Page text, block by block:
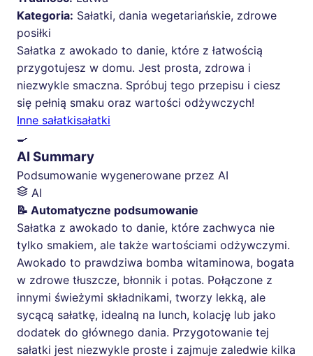
Kategoria: Sałatki, dania wegetariańskie, zdrowe
posiłki
Sałatka z awokado to danie, które z łatwością
przygotujesz w domu. Jest prosta, zdrowa i
niezwykle smaczna. Spróbuj tego przepisu i ciesz
się pełnią smaku oraz wartości odżywczych!
Inne sałatkisałatki
🍳
AI Summary
Podsumowanie wygenerowane przez AI
AI
📝 Automatyczne podsumowanie
Sałatka z awokado to danie, które zachwyca nie
tylko smakiem, ale także wartościami odżywczymi.
Awokado to prawdziwa bomba witaminowa, bogata
w zdrowe tłuszcze, błonnik i potas. Połączone z
innymi świeżymi składnikami, tworzy lekką, ale
sycącą sałatkę, idealną na lunch, kolację lub jako
dodatek do głównego dania. Przygotowanie tej
sałatki jest niezwykle proste i zajmuje zaledwie kilka